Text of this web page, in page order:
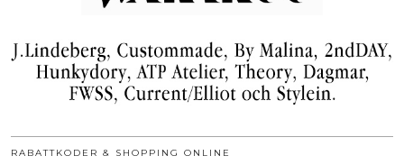
RABATTKODER & SHOPPING ONLINE